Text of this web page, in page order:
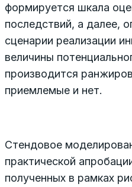
формируется шкала
последствий, а далее,
сценарии реализации
величины
производится
приемлемые и нет.
Стендовое
практической
полученных в рамках